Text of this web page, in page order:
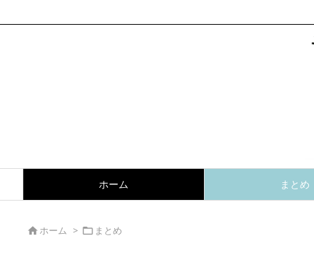
ホーム まとめ
ホーム >  まとめ